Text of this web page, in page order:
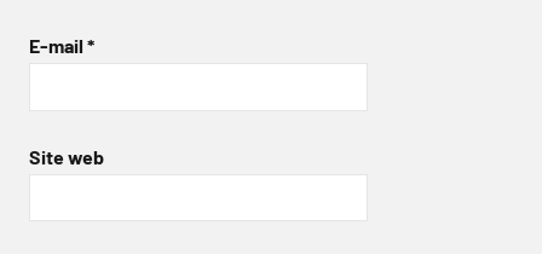
E-mail *
Site web